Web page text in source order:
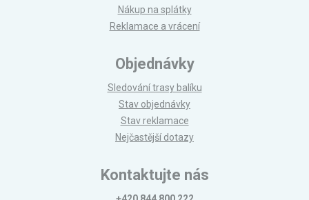
Nákup na splátky
Reklamace a vrácení
Objednávky
Sledování trasy balíku
Stav objednávky
Stav reklamace
Nejčastější dotazy
Kontaktujte nás